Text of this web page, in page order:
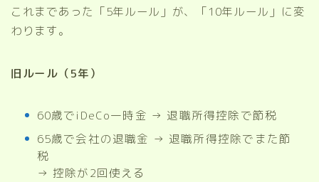
これまであった「5年ルール」が、「10年ルール」に変
わります。
旧ルール（5年）
60歳でiDeCo一時金 → 退職所得控除で節税
65歳で会社の退職金 → 退職所得控除でまた節
税
→ 控除が2回使える